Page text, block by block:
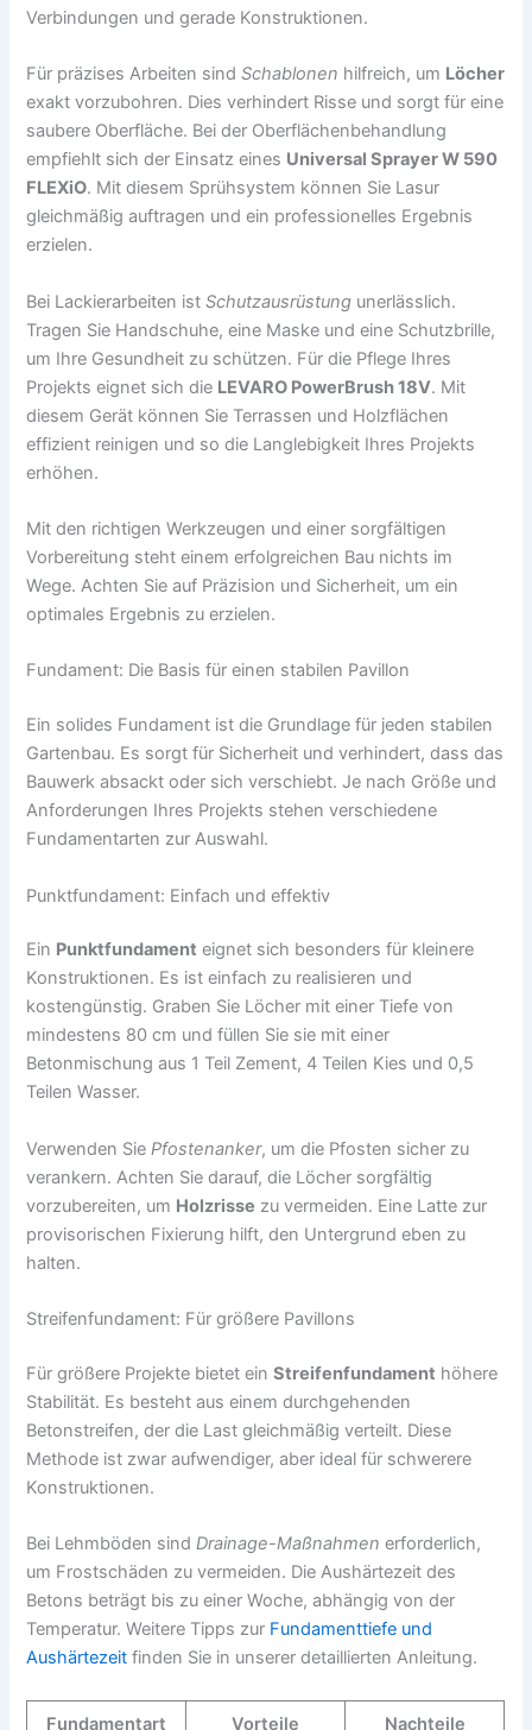
Verbindungen und gerade Konstruktionen.
Für präzises Arbeiten sindSchablonen hilfreich, um Löcher
exakt vorzubohren. Dies verhindert Risse und sorgt für eine
saubere Oberfläche. Bei der Oberflächenbehandlung
empfiehlt sich der Einsatz eines Universal Sprayer W 590
FLEXiO. Mit diesem Sprühsystem können Sie Lasur
gleichmäßig auftragen und ein professionelles Ergebnis
erzielen.
Bei Lackierarbeiten istSchutzausrüstung unerlässlich.
Tragen Sie Handschuhe, eine Maske und eine Schutzbrille,
um Ihre Gesundheit zu schützen. Für die Pflege Ihres
Projekts eignet sich die LEVARO PowerBrush 18V. Mit
diesem Gerät können Sie Terrassen und Holzflächen
effizient reinigen und so die Langlebigkeit Ihres Projekts
erhöhen.
Mit den richtigen Werkzeugen und einer sorgfältigen
Vorbereitung steht einem erfolgreichen Bau nichts im
Wege. Achten Sie auf Präzision und Sicherheit, um ein
optimales Ergebnis zu erzielen.
Fundament: Die Basis für einen stabilen Pavillon
Ein solides Fundament ist die Grundlage für jeden stabilen
Gartenbau. Es sorgt für Sicherheit und verhindert, dass das
Bauwerk absackt oder sich verschiebt. Je nach Größe und
Anforderungen Ihres Projekts stehen verschiedene
Fundamentarten zur Auswahl.
Punktfundament: Einfach und effektiv
Ein Punktfundament eignet sich besonders für kleinere
Konstruktionen. Es ist einfach zu realisieren und
kostengünstig. Graben Sie Löcher mit einer Tiefe von
mindestens 80 cm und füllen Sie sie mit einer
Betonmischung aus 1 Teil Zement, 4 Teilen Kies und 0,5
Teilen Wasser.
Verwenden SiePfostenanker, um die Pfosten sicher zu
verankern. Achten Sie darauf, die Löcher sorgfältig
vorzubereiten, um Holzrisse zu vermeiden. Eine Latte zur
provisorischen Fixierung hilft, den Untergrund eben zu
halten.
Streifenfundament: Für größere Pavillons
Für größere Projekte bietet einStreifenfundament höhere
Stabilität. Es besteht aus einem durchgehenden
Betonstreifen, der die Last gleichmäßig verteilt. Diese
Methode ist zwar aufwendiger, aber ideal für schwerere
Konstruktionen.
Bei Lehmböden sindDrainage-Maßnahmen erforderlich,
um Frostschäden zu vermeiden. Die Aushärtezeit des
Betons beträgt bis zu einer Woche, abhängig von der
Temperatur. Weitere Tipps zur Fundamenttiefe und
Aushärtezeit finden Sie in unserer detaillierten Anleitung.
Fundamentart Vorteile Nachteile